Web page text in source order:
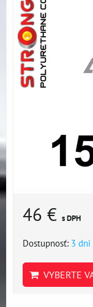
46 € s DPH
Dostupnosť: 3 dni
VYBERTE